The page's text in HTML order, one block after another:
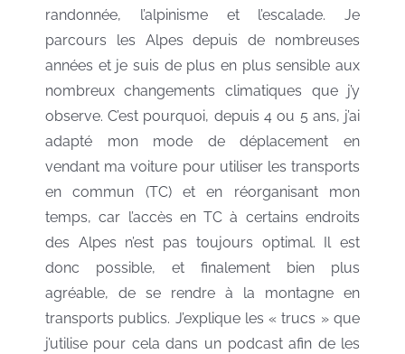
randonnée, l’alpinisme et l’escalade. Je
parcours les Alpes depuis de nombreuses
années et je suis de plus en plus sensible aux
nombreux changements climatiques que j’y
observe. C’est pourquoi, depuis 4 ou 5 ans, j’ai
adapté mon mode de déplacement en
vendant ma voiture pour utiliser les transports
en commun (TC) et en réorganisant mon
temps, car l’accès en TC à certains endroits
des Alpes n’est pas toujours optimal. Il est
donc possible, et finalement bien plus
agréable, de se rendre à la montagne en
transports publics. J’explique les « trucs » que
j’utilise pour cela dans un podcast afin de les